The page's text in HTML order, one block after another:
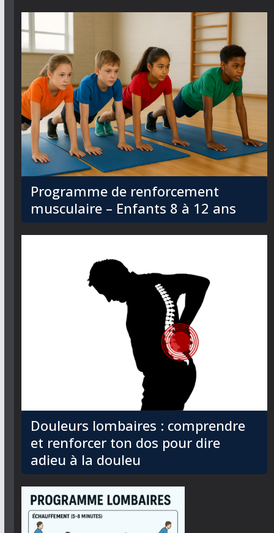
Programme de renforcement
musculaire – Enfants 8 à 12 ans
Douleurs lombaires : comprendre
et renforcer ton dos pour dire
adieu à la douleu